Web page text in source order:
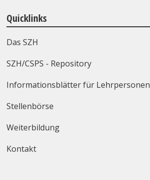
Quicklinks
Das SZH
SZH/CSPS - Repository
Informationsblätter für Lehrpersonen
Stellenbörse
Weiterbildung
Kontakt